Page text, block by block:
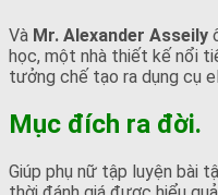
Và Mr. Alexander Asseily
học, một nhà thiết kế nổi
tưởng chế tạo ra dụng cụ
Mục đích ra đời.
Giúp phụ nữ tập luyện bài